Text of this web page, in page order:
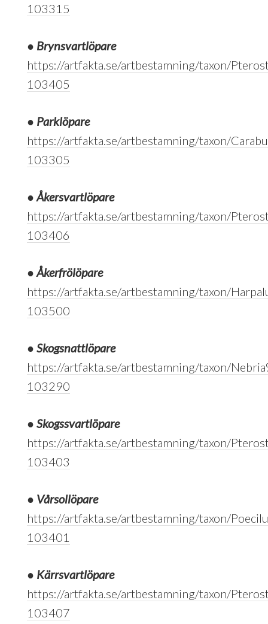
103315
● Brynsvartlöpare
https://artfakta.se/artbestamning/taxon/
103405
● Parklöpare
https://artfakta.se/artbestamning/taxon/
103305
● Åkersvartlöpare
https://artfakta.se/artbestamning/taxon/
103406
● Åkerfrölöpare
https://artfakta.se/artbestamning/taxon/
103500
● Skogsnattlöpare
https://artfakta.se/artbestamning/taxon/
103290
● Skogssvartlöpare
https://artfakta.se/artbestamning/taxon/
103403
● Vårsollöpare
https://artfakta.se/artbestamning/taxon/
103401
● Kärrsvartlöpare
https://artfakta.se/artbestamning/taxon/
103407